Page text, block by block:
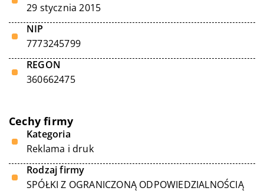
29 stycznia 2015
NIP
7773245799
REGON
360662475
Cechy firmy
Kategoria
Reklama i druk
Rodzaj firmy
SPÓŁKI Z OGRANICZONĄ ODPOWIEDZIALNOŚCIĄ